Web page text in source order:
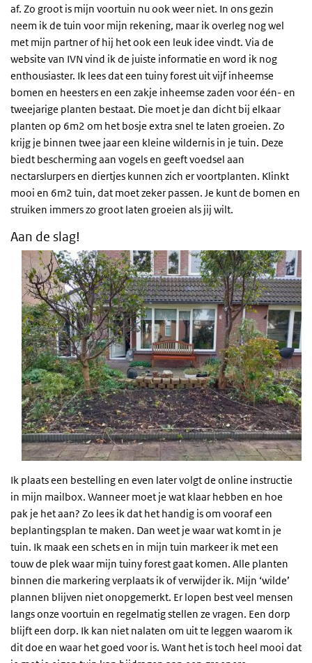
af. Zo groot is mijn voortuin nu ook weer niet. In ons gezin
neem ik de tuin voor mijn rekening, maar ik overleg nog wel
met mijn partner of hij het ook een leuk idee vindt. Via de
website van IVN vind ik de juiste informatie en word ik nog
enthousiaster. Ik lees dat een tuiny forest uit vijf inheemse
bomen en heesters en een zakje inheemse zaden voor één- en
tweejarige planten bestaat. Die moet je dan dicht bij elkaar
planten op 6m2 om het bosje extra snel te laten groeien. Zo
krijg je binnen twee jaar een kleine wildernis in je tuin. Deze
biedt bescherming aan vogels en geeft voedsel aan
nectarslurpers en diertjes kunnen zich er voortplanten. Klinkt
mooi en 6m2 tuin, dat moet zeker passen. Je kunt de bomen en
struiken immers zo groot laten groeien als jij wilt.
Aan de slag!
Ik plaats een bestelling en even later volgt de online instructie
in mijn mailbox. Wanneer moet je wat klaar hebben en hoe
pak je het aan? Zo lees ik dat het handig is om vooraf een
beplantingsplan te maken. Dan weet je waar wat komt in je
tuin. Ik maak een schets en in mijn tuin markeer ik met een
touw de plek waar mijn tuiny forest gaat komen. Alle planten
binnen die markering verplaats ik of verwijder ik. Mijn ‘wilde’
plannen blijven niet onopgemerkt. Er lopen best veel mensen
langs onze voortuin en regelmatig stellen ze vragen. Een dorp
blijft een dorp. Ik kan niet nalaten om uit te leggen waarom ik
dit doe en waar het goed voor is. Want het is toch heel mooi dat